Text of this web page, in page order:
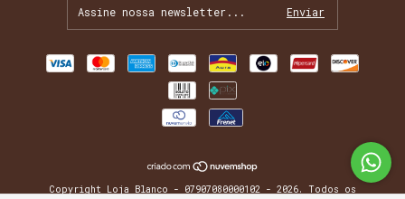
Copyright Loja Blanco - 07907080000102 - 2026. Todos os